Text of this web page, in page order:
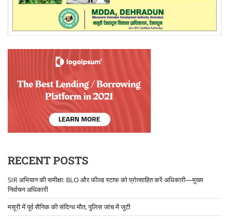
RECENT POSTS
SIR अभियान की समीक्षा: BLO और फील्ड स्टाफ को प्रोत्साहित करें अधिकारी—मुख्य
निर्वाचन अधिकारी
मसूरी में पूर्व सैनिक की संदिग्ध मौत, पुलिस जांच में जुटी